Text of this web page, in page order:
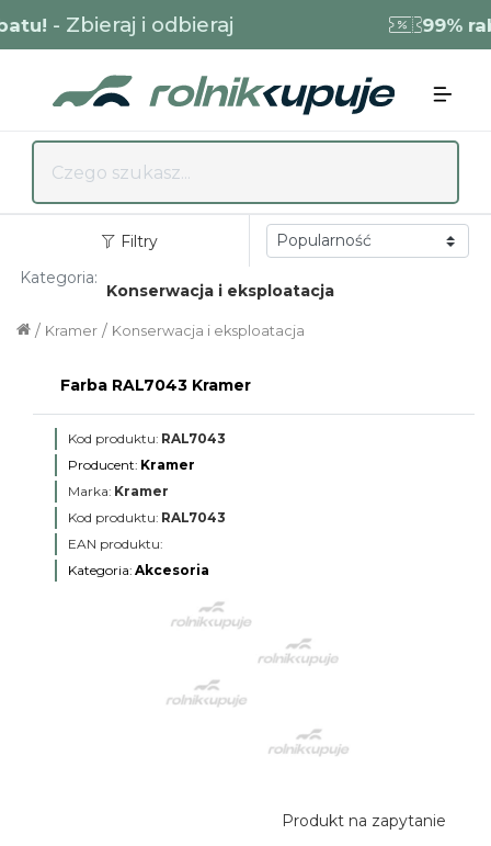
- Zbieraj i odbieraj 99%
Filtry
Kategoria:
Konserwacja i eksploatacja
Konserwacja i eksploatacja
/
Kramer
/
Farba RAL7043 Kramer
Kod produktu: RAL7043
Producent: Kramer
Marka: Kramer
Kod produktu: RAL7043
EAN produktu:
Kategoria: Akcesoria
Produkt na zapytanie